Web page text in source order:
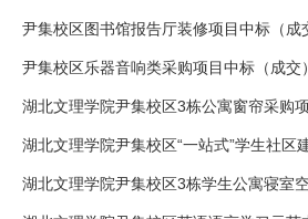
尹集校区图书馆报告厅装修项目中标（成
尹集校区乐器音响类采购项目中标（成交
湖北文理学院尹集校区3栋公寓窗帘采购
湖北文理学院尹集校区“一站式”学生社区
湖北文理学院尹集校区3栋学生公寓寝室